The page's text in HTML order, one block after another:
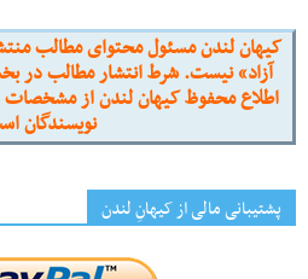
کیهان لندن مسئول محتوای مطالب
آزاد» نیست. شرط انتشار مطالب در
اطلاع محفوظ کیهان لندن از
نویسندگان
پشتیبانی مالی از کیهانِ لندن